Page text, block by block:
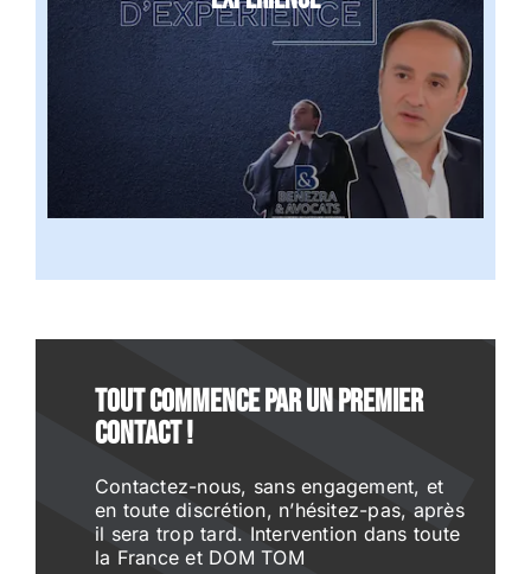
Tout commence par un premier
contact !
Contactez-nous, sans engagement, et
en toute discrétion, n’hésitez-pas, après
il sera trop tard. Intervention dans toute
la France et DOM TOM